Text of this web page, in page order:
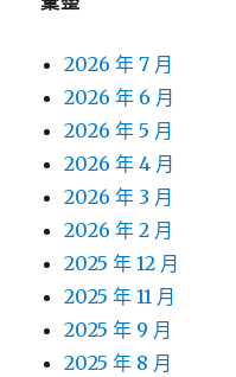
2026 年 7 月
2026 年 6 月
2026 年 5 月
2026 年 4 月
2026 年 3 月
2026 年 2 月
2025 年 12 月
2025 年 11 月
2025 年 9 月
2025 年 8 月